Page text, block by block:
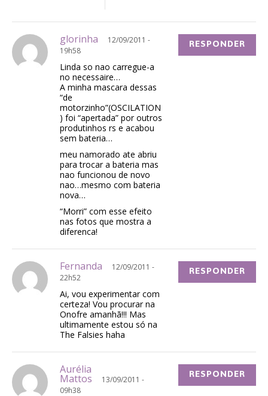
glorinha
12/09/2011 -
19h58
Linda so nao carregue-a
no necessaire…
A minha mascara dessas
“de
motorzinho”(OSCILATION
) foi “apertada” por outros
produtinhos rs e acabou
sem bateria…
meu namorado ate abriu
para trocar a bateria mas
nao funcionou de novo
nao…mesmo com bateria
nova…
“Morri” com esse efeito
nas fotos que mostra a
diferenca!
RESPONDER
Fernanda
12/09/2011 -
22h52
Ai, vou experimentar com
certeza! Vou procurar na
Onofre amanhã!!! Mas
ultimamente estou só na
The Falsies haha
RESPONDER
Aurélia
Mattos
13/09/2011 -
09h38
RESPONDER